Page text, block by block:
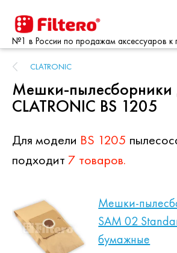
№1 в России по продажам аксессуаров к
CLATRONIC
Мешки-пылесборники
CLATRONIC BS 1205
Для модели BS 1205
подходит 7 товаров.
Мешки-
SAM 02
бумажные